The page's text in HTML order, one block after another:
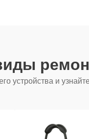
устройства и